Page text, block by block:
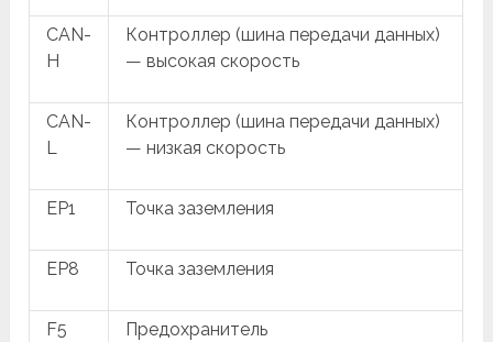
CAN-
H
Контроллер (шина передачи данных)
— высокая скорость
CAN-
L
Контроллер (шина передачи данных)
— низкая скорость
EP1 Точка заземления
EP8 Точка заземления
F5 Предохранитель